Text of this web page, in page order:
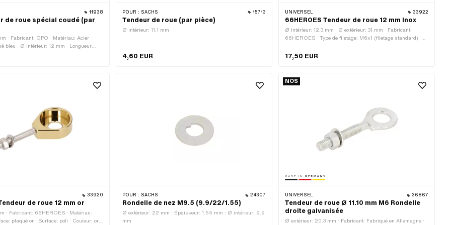
11938
de roue spécial coudé (par
· Fabricant: GPO · Matériau: Acier ·
bleu · Ø intérieur: 12 mm · Longueur
de filetage: M6x1 (filetage standard) ·
36 mm
POUR : SACHS 15713
Tendeur de roue (par pièce)
Ø intérieur: 11.1 mm
4,60 EUR
UNIVERSEL 33922
66HEROES Tendeur de roue 12 mm Inox
Ø intérieur: 12.3 mm · Ø extérieur: 31 mm · Fabricant:
66HEROES · Type de filetage: M6x1 (filetage standard) ·
Matériau: Acier chromé (couramment appelé Nirosta) ·
Surface: poli
17,50 EUR
33920
de roue 12 mm or
· Fabricant: 66HEROES · Matériau:
plaqué or · Surface: poli · Couleur: or ·
POUR : SACHS 24307
Rondelle de nez M9.5 (9.9/22/1.55)
Ø extérieur: 22 mm · Épaisseur: 1.55 mm · Ø intérieur: 9.9
mm
NOS
UNIVERSEL 36867
Tendeur de roue Ø 11.10 mm M6 Rondelle
droite galvanisée
Ø extérieur: 20.3 mm · Fabricant: Fabriqué en Allemagne ·